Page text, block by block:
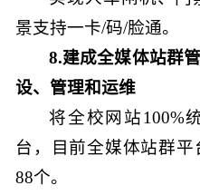
景支持一卡/码/脸通。
8.建成全媒体站群
设、管理和运维
将全校网站100%
台，目前全媒体站群
88个。